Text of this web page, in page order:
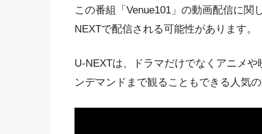
この番組「Venue101」の動画配信に
NEXTで配信される可能性があります。
U-NEXTは、ドラマだけでなくアニメ
ンデマンドまで観ることもできる人気